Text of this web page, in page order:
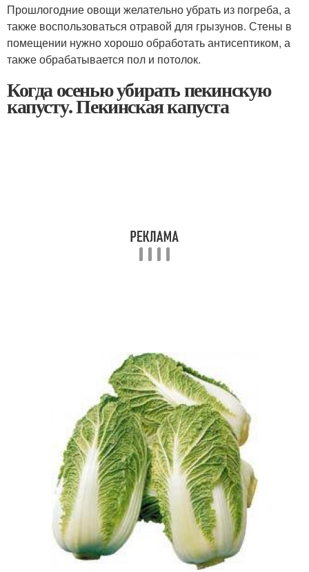
Прошлогодние овощи желательно убрать из погреба, а
также воспользоваться отравой для грызунов. Стены в
помещении нужно хорошо обработать антисептиком, а
также обрабатывается пол и потолок.
Когда осенью убирать пекинскую
капусту. Пекинская капуста